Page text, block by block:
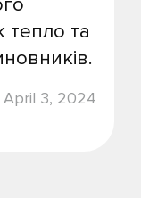
тепло та
April 3, 2024